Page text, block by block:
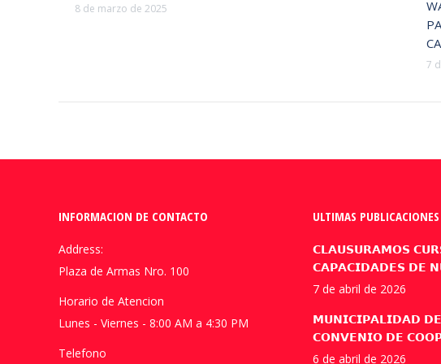
8 de marzo de 2025
7
INFORMACION DE CONTACTO
Address:
Plaza de Armas Nro. 100
Horario de Atencion
Lunes - Viernes - 8:00 AM a 4:30 PM
Telefono
ULTIMAS PUBLICACIONES
𝗖𝗟𝗔𝗨𝗦𝗨𝗥𝗔𝗠𝗢𝗦
𝗖𝗔𝗣𝗔𝗖𝗜𝗗𝗔𝗗𝗘𝗦 𝗗𝗘
7 de abril de 2026
𝗠𝗨𝗡𝗜𝗖𝗜𝗣𝗔𝗟𝗜𝗗𝗔𝗗
𝗖𝗢𝗡𝗩𝗘𝗡𝗜𝗢 𝗗𝗘
6 de abril de 2026